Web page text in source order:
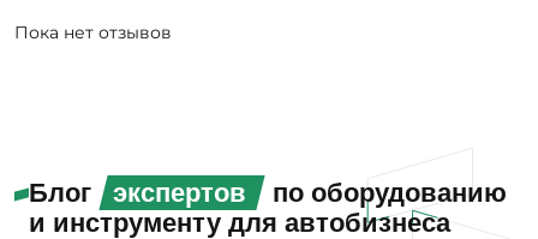
Пока нет отзывов
Блог экспертов
по оборудованию
и инструменту для автобизнеса